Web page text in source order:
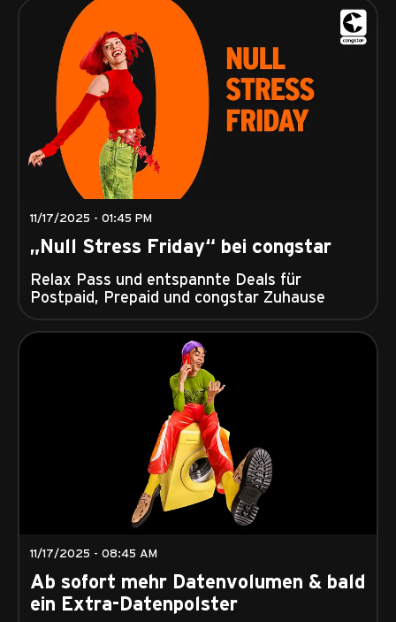
11/17/2025 - 01:45 PM
„Null Stress Friday“ bei congstar
Relax Pass und entspannte Deals für
Postpaid, Prepaid und congstar Zuhause
11/17/2025 - 08:45 AM
Ab sofort mehr Datenvolumen & bald
ein Extra-Datenpolster